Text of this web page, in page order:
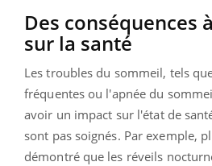
Des conséquences
sur la santé
Les troubles du sommeil, tels
fréquentes ou l'apnée du
avoir un impact sur l'état de
sont pas soignés. Par exemple,
démontré que les réveils